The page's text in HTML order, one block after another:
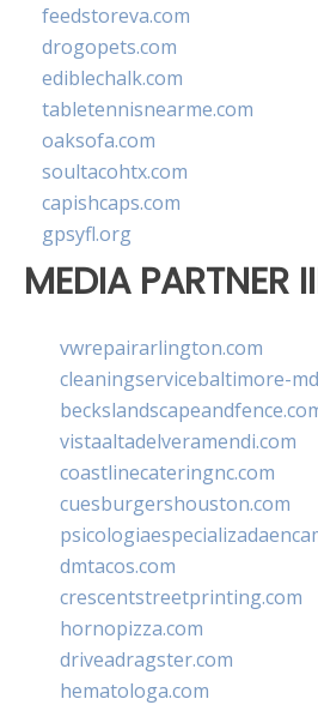
feedstoreva.com
drogopets.com
ediblechalk.com
tabletennisnearme.com
oaksofa.com
soultacohtx.com
capishcaps.com
gpsyfl.org
MEDIA PARTNER
vwrepairarlington.com
cleaningservicebaltimore-
vistaaltadelveramendi.com
coastlinecateringnc.com
cuesburgershouston.com
dmtacos.com
crescentstreetprinting.com
hornopizza.com
driveadragster.com
hematologa.com